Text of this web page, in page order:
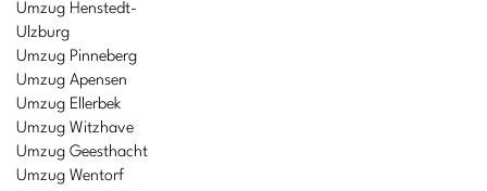
Umzug Henstedt-
Ulzburg
Umzug Pinneberg
Umzug Apensen
Umzug Ellerbek
Umzug Witzhave
Umzug Geesthacht
Umzug Wentorf